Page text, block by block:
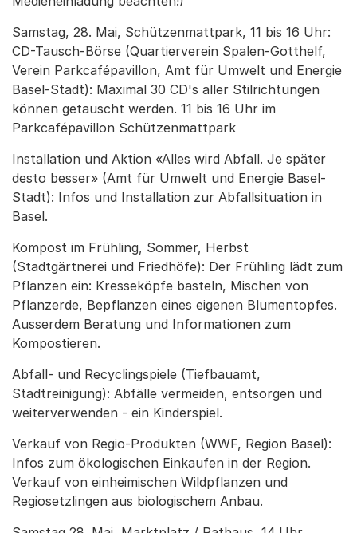
Samstag, 28. Mai, Schützenmattpark, 11 bis 16 Uhr:
CD-Tausch-Börse (Quartierverein Spalen-Gotthelf,
Verein Parkcafépavillon, Amt für Umwelt und Energie
Basel-Stadt): Maximal 30 CD's aller Stilrichtungen
können getauscht werden. 11 bis 16 Uhr im
Parkcafépavillon Schützenmattpark
Installation und Aktion «Alles wird Abfall. Je später
desto besser» (Amt für Umwelt und Energie Basel-
Stadt): Infos und Installation zur Abfallsituation in
Basel.
Kompost im Frühling, Sommer, Herbst
(Stadtgärtnerei und Friedhöfe): Der Frühling lädt zum
Pflanzen ein: Kresseköpfe basteln, Mischen von
Pflanzerde, Bepflanzen eines eigenen Blumentopfes.
Ausserdem Beratung und Informationen zum
Kompostieren.
Abfall- und Recyclingspiele (Tiefbauamt,
Stadtreinigung): Abfälle vermeiden, entsorgen und
weiterverwenden - ein Kinderspiel.
Verkauf von Regio-Produkten (WWF, Region Basel):
Infos zum ökologischen Einkaufen in der Region.
Verkauf von einheimischen Wildpflanzen und
Regiosetzlingen aus biologischem Anbau.